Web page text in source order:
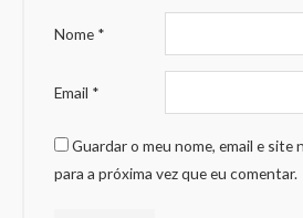
Nome *
Email *
Guardar o meu nome, email e site
para a próxima vez que eu comentar.